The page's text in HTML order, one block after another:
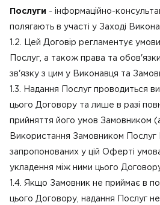
Послуги - інформаційно-
полягають в участі у Заході
1.2. Цей Договір регламентує
Послуг, а також права та
зв'язку з цим у Виконавця та
1.3. Надання Послуг проводиться
цього Договору та лише в разі
прийняття його умов Замовником
Використання Замовником Послуг
запропонованих у цій Оферті
укладення між ними цього
1.4. Якщо Замовник не приймає в
цього Договору, надання Послуг не